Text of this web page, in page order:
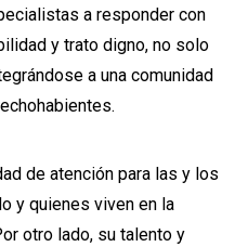
a responder con
y trato digno, no solo
a una comunidad
de atención para las y los
y quienes viven en la
otro lado, su talento y